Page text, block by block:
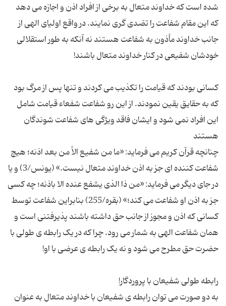
شده است که خداوند متعال به برخی از افراد اذن و اجازه می دهد
که این مقام شفاعت را تصّدی گری نمایند. در واقع اولیای الهی از
جانب خداوند مأذون به شفاعت هستند نه آنکه به طور استقلالی
کسانی بودند که قیامت را تکذیب می کردند و تنها پس از مرگ بود
که به حقایق یقین نمودند. از این رو شفاعت شفعاء قیامت شامل
این افراد نمی شود و ایشان فاقد ویژگی های شفاعت شوندگان
چنانچه قرآن کریم می فرماید: «ما من شفیع الاً من بعد اذنه؛ هیچ
شفاعت کننده ای جز به اذن خداوند متعال نیست.» (یونس/3) و یا
در جای دیگر می فرماید: «من ذا الذی یشفع عنده الا باذنه؛ چه کسی
جز به اذن او شفاعت می کند؛» (بقره/255) بنابراین شفاعت توسط
کسانی که اذن و مجوز از جانب حق داشته باشند پذیرفتنی است و
همان شفاعت الهی به شمار می رود. چرا که در یک رابطه ی طولی با
به دو صورت می توان رابطه ی شفیعان با خداوند متعال به عنوان